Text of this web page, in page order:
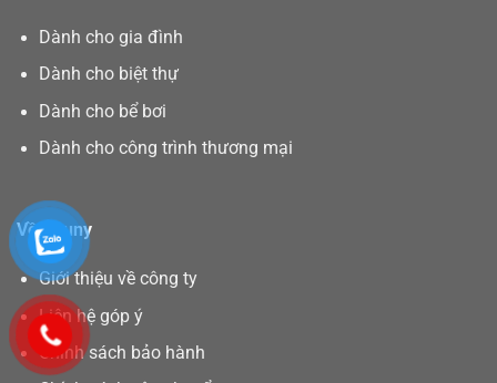
Dành cho gia đình
Dành cho biệt thự
Dành cho bể bơi
Dành cho công trình thương mại
Về Asuny
Giới thiệu về công ty
Liên hệ góp ý
Chính sách bảo hành